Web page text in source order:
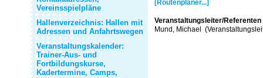
Vereinsspielpläne
Hallenverzeichnis: Hallen mit
Adressen und Anfahrtswegen
Veranstaltungskalender:
Trainer-Aus- und
Fortbildungskurse,
Kadertermine, Camps,
[Routenplaner...]
Veranstaltungsleiter/Referenten
Mund, Michael